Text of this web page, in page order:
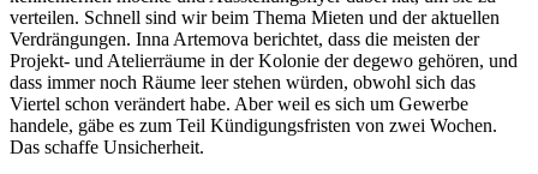
verteilen. Schnell sind wir beim Thema Mieten und der aktuellen
Verdrängungen. Inna Artemova berichtet, dass die meisten der
Projekt- und Atelierräume in der Kolonie der degewo gehören, und
dass immer noch Räume leer stehen würden, obwohl sich das
Viertel schon verändert habe. Aber weil es sich um Gewerbe
handele, gäbe es zum Teil Kündigungsfristen von zwei Wochen.
Das schaffe Unsicherheit.